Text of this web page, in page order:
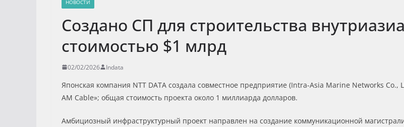
НОВОСТИ
Создано СП для строительства
стоимостью $1 млрд
02/02/2026 Indata
Японская компания NTT DATA создала совместное предприятие (Intra-Asia Marine Networks Co.,
AM Cable»; общая стоимость проекта около 1 миллиарда долларов.
Амбициозный инфраструктурный проект направлен на создание коммуникационной